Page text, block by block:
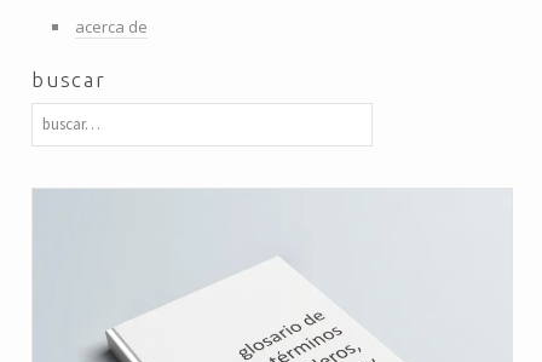
acerca de
buscar